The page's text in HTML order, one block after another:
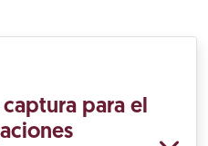
para el